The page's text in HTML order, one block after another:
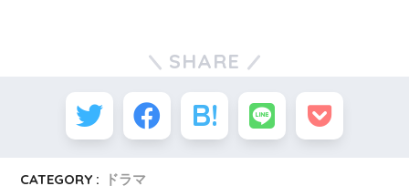
SHARE
CATEGORY : ドラマ